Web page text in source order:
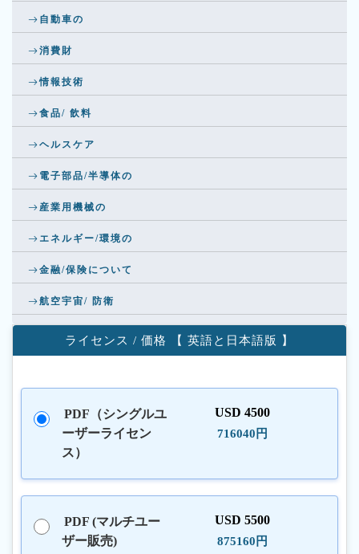
自動車の
消費財
情報技術
食品/ 飲料
ヘルスケア
電子部品/半導体の
産業用機械の
エネルギー/環境の
金融/保険について
航空宇宙/ 防衛
ライセンス / 価格 【 英語と日本語版 】
PDF（シングルユ
ーザーライセン
ス）
USD 4500
716040円
PDF (マルチユー
ザー販売)
USD 5500
875160円